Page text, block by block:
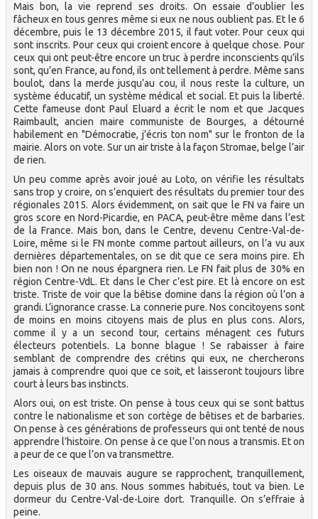
Mais bon, la vie reprend ses droits. On essaie d’oublier les
fâcheux en tous genres même si eux ne nous oublient pas. Et le 6
décembre, puis le 13 décembre 2015, il faut voter. Pour ceux qui
sont inscrits. Pour ceux qui croient encore à quelque chose. Pour
ceux qui ont peut-être encore un truc à perdre inconscients qu’ils
sont, qu’en France, au fond, ils ont tellement à perdre. Même sans
boulot, dans la merde jusqu’au cou, il nous reste la culture, un
système éducatif, un système médical et social. Et puis la liberté.
Cette fameuse dont Paul Eluard a écrit le nom et que Jacques
Raimbault, ancien maire communiste de Bourges, a détourné
habilement en "Démocratie, j’écris ton nom" sur le fronton de la
mairie. Alors on vote. Sur un air triste à la façon Stromae, belge l’air
de rien.
Un peu comme après avoir joué au Loto, on vérifie les résultats
sans trop y croire, on s’enquiert des résultats du premier tour des
régionales 2015. Alors évidemment, on sait que le FN va faire un
gros score en Nord-Picardie, en PACA, peut-être même dans l’est
de la France. Mais bon, dans le Centre, devenu Centre-Val-de-
Loire, même si le FN monte comme partout ailleurs, on l’a vu aux
dernières départementales, on se dit que ce sera moins pire. Eh
bien non ! On ne nous épargnera rien. Le FN fait plus de 30% en
région Centre-VdL. Et dans le Cher c’est pire. Et là encore on est
triste. Triste de voir que la bêtise domine dans la région où l’on a
grandi. L’ignorance crasse. La connerie pure. Nos concitoyens sont
de moins en moins citoyens mais de plus en plus cons. Alors,
comme il y a un second tour, certains ménagent ces futurs
électeurs potentiels. La bonne blague ! Se rabaisser à faire
semblant de comprendre des crétins qui eux, ne chercherons
jamais à comprendre quoi que ce soit, et laisseront toujours libre
court à leurs bas instincts.
Alors oui, on est triste. On pense à tous ceux qui se sont battus
contre le nationalisme et son cortège de bêtises et de barbaries.
On pense à ces générations de professeurs qui ont tenté de nous
apprendre l’histoire. On pense à ce que l’on nous a transmis. Et on
a peur de ce que l’on va transmettre.
Les oiseaux de mauvais augure se rapprochent, tranquillement,
depuis plus de 30 ans. Nous sommes habitués, tout va bien. Le
dormeur du Centre-Val-de-Loire dort. Tranquille. On s’effraie à
peine.